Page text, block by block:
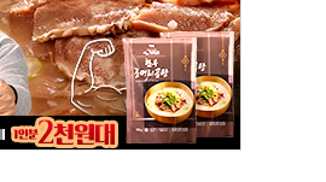
판매
역풍' 우려